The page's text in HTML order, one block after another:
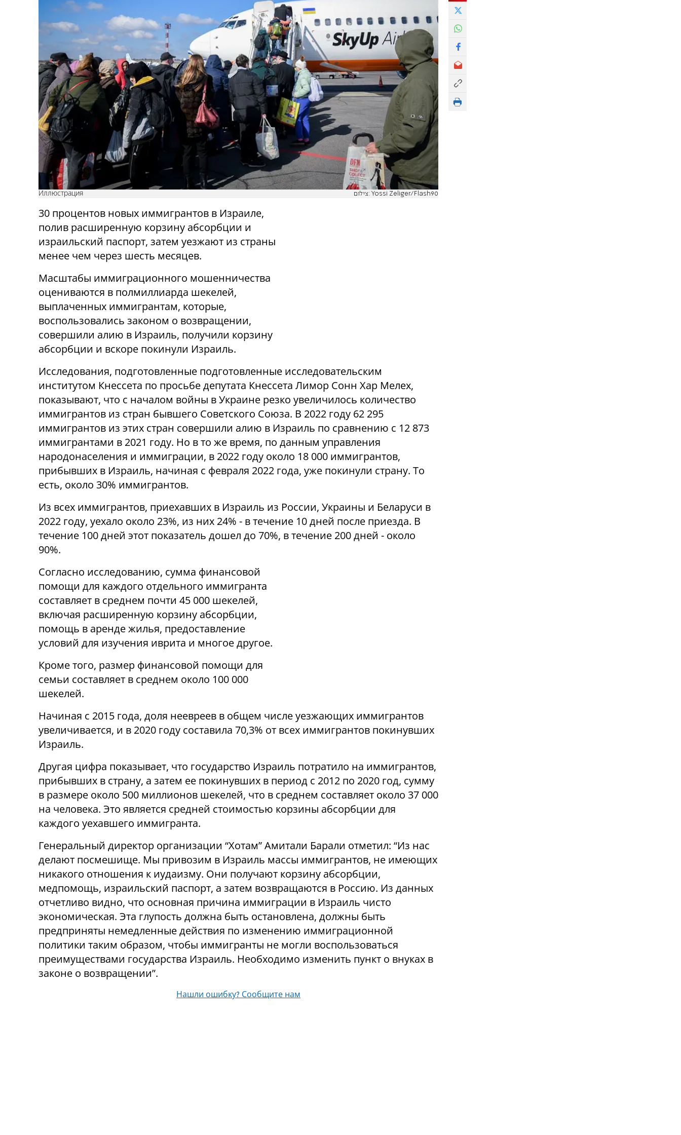
Иллюстрация צילום: Yossi Zeliger/Flash90
30 процентов новых иммигрантов в Израиле,
полив расширенную корзину абсорбции и
израильский паспорт, затем уезжают из страны
менее чем через шесть месяцев.
Масштабы иммиграционного мошенничества
оцениваются в полмиллиарда шекелей,
выплаченных иммигрантам, которые,
воспользовались законом о возвращении,
совершили алию в Израиль, получили корзину
абсорбции и вскоре покинули Израиль.
Исследования, подготовленные подготовленные исследовательским
институтом Кнессета по просьбе депутата Кнессета Лимор Сонн Хар Мелех,
показывают, что с началом войны в Украине резко увеличилось количество
иммигрантов из стран бывшего Советского Союза. В 2022 году 62 295
иммигрантов из этих стран совершили алию в Израиль по сравнению с 12 873
иммигрантами в 2021 году. Но в то же время, по данным управления
народонаселения и иммиграции, в 2022 году около 18 000 иммигрантов,
прибывших в Израиль, начиная с февраля 2022 года, уже покинули страну. То
есть, около 30% иммигрантов.
Из всех иммигрантов, приехавших в Израиль из России, Украины и Беларуси в
2022 году, уехало около 23%, из них 24% - в течение 10 дней после приезда. В
течение 100 дней этот показатель дошел до 70%, в течение 200 дней - около
90%.
Согласно исследованию, сумма финансовой
помощи для каждого отдельного иммигранта
составляет в среднем почти 45 000 шекелей,
включая расширенную корзину абсорбции,
помощь в аренде жилья, предоставление
условий для изучения иврита и многое другое.
Кроме того, размер финансовой помощи для
семьи составляет в среднем около 100 000
шекелей.
Начиная с 2015 года, доля неевреев в общем числе уезжающих иммигрантов
увеличивается, и в 2020 году составила 70,3% от всех иммигрантов покинувших
Израиль.
Другая цифра показывает, что государство Израиль потратило на иммигрантов,
прибывших в страну, а затем ее покинувших в период с 2012 по 2020 год, сумму
в размере около 500 миллионов шекелей, что в среднем составляет около 37 000
на человека. Это является средней стоимостью корзины абсорбции для
каждого уехавшего иммигранта.
Генеральный директор организации “Хотам” Амитали Барали отметил: “Из нас
делают посмешище. Мы привозим в Израиль массы иммигрантов, не имеющих
никакого отношения к иудаизму. Они получают корзину абсорбции,
медпомощь, израильский паспорт, а затем возвращаются в Россию. Из данных
отчетливо видно, что основная причина иммиграции в Израиль чисто
экономическая. Эта глупость должна быть остановлена, должны быть
предприняты немедленные действия по изменению иммиграционной
политики таким образом, чтобы иммигранты не могли воспользоваться
преимуществами государства Израиль. Необходимо изменить пункт о внуках в
законе о возвращении”.
Нашли ошибку? Сообщите нам